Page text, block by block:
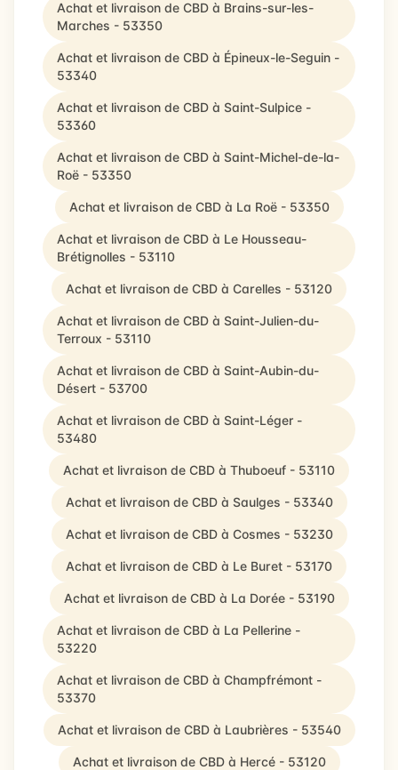
Achat et livraison de CBD à Brains-sur-les-
Marches - 53350
Achat et livraison de CBD à Épineux-le-Seguin -
53340
Achat et livraison de CBD à Saint-Sulpice -
53360
Achat et livraison de CBD à Saint-Michel-de-la-
Roë - 53350
Achat et livraison de CBD à La Roë - 53350
Achat et livraison de CBD à Le Housseau-
Brétignolles - 53110
Achat et livraison de CBD à Carelles - 53120
Achat et livraison de CBD à Saint-Julien-du-
Terroux - 53110
Achat et livraison de CBD à Saint-Aubin-du-
Désert - 53700
Achat et livraison de CBD à Saint-Léger -
53480
Achat et livraison de CBD à Thuboeuf - 53110
Achat et livraison de CBD à Saulges - 53340
Achat et livraison de CBD à Cosmes - 53230
Achat et livraison de CBD à Le Buret - 53170
Achat et livraison de CBD à La Dorée - 53190
Achat et livraison de CBD à La Pellerine -
53220
Achat et livraison de CBD à Champfrémont -
53370
Achat et livraison de CBD à Laubrières - 53540
Achat et livraison de CBD à Hercé - 53120